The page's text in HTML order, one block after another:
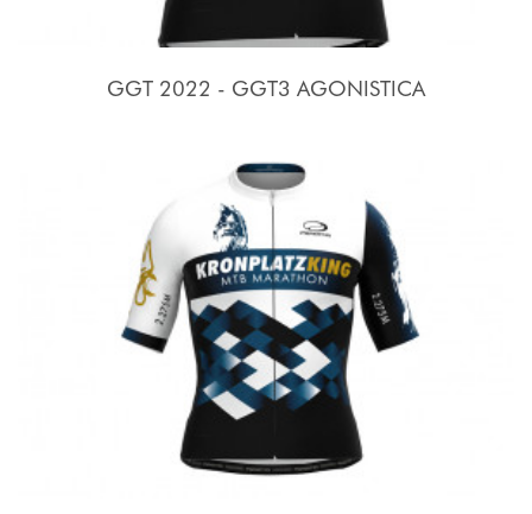
GGT 2022 - GGT3 AGONISTICA